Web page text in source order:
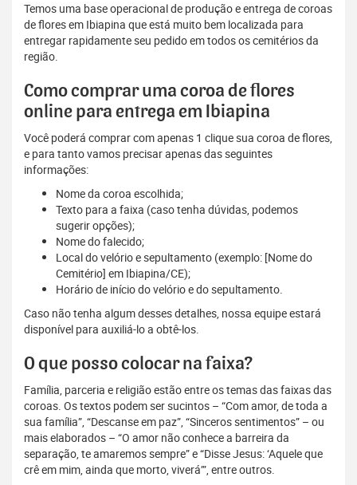
Temos uma base operacional de produção e entrega de coroas
de flores em Ibiapina que está muito bem localizada para
entregar rapidamente seu pedido em todos os cemitérios da
região.
Como comprar uma coroa de flores
online para entrega em Ibiapina
Você poderá comprar com apenas 1 clique sua coroa de flores,
e para tanto vamos precisar apenas das seguintes
informações:
Nome da coroa escolhida;
Texto para a faixa (caso tenha dúvidas, podemos
sugerir opções);
Nome do falecido;
Local do velório e sepultamento (exemplo: [Nome do
Cemitério] em Ibiapina/CE);
Horário de início do velório e do sepultamento.
Caso não tenha algum desses detalhes, nossa equipe estará
disponível para auxiliá-lo a obtê-los.
O que posso colocar na faixa?
Família, parceria e religião estão entre os temas das faixas das
coroas. Os textos podem ser sucintos – “Com amor, de toda a
sua família”, “Descanse em paz”, “Sinceros sentimentos” – ou
mais elaborados – “O amor não conhece a barreira da
separação, te amaremos sempre” e “Disse Jesus: ‘Aquele que
crê em mim, ainda que morto, viverá’”, entre outros.